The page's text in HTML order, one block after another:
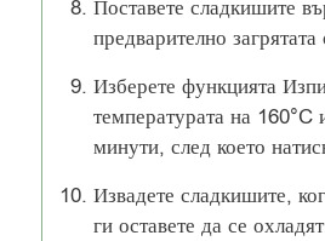
Поставете сладкишите
предварително загрятата
Изберете функцията
температурата на 160°C
минути, след което
Извадете сладкишите,
ги оставете да се